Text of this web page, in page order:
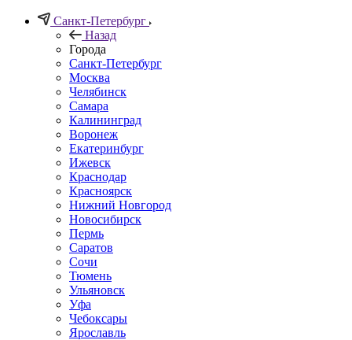
Санкт-Петербург
Назад
Города
Санкт-Петербург
Москва
Челябинск
Самара
Калининград
Воронеж
Екатеринбург
Ижевск
Краснодар
Красноярск
Нижний Новгород
Новосибирск
Пермь
Саратов
Сочи
Тюмень
Ульяновск
Уфа
Чебоксары
Ярославль